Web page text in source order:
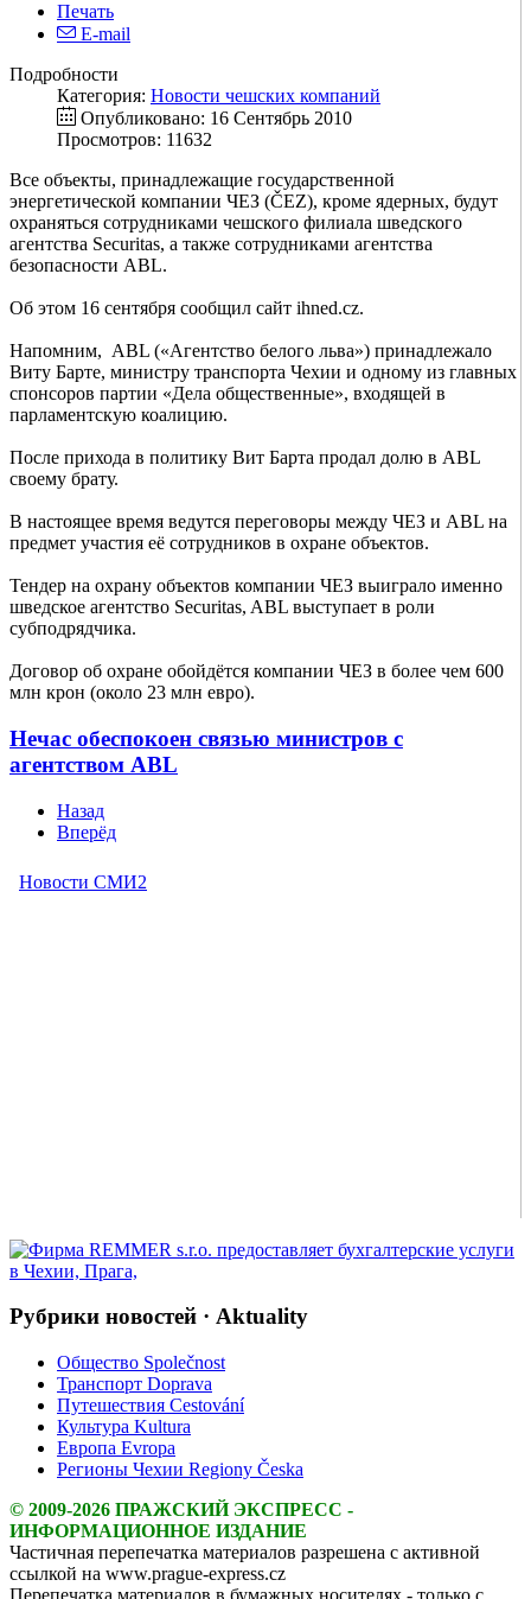
Печать
E-mail
Подробности
Категория: Новости чешских компаний
Опубликовано: 16 Сентябрь 2010
Просмотров: 11632
Все объекты, принадлежащие государственной
энергетической компании ЧЕЗ (ČEZ), кроме ядерных, будут
охраняться сотрудниками чешского филиала шведского
агентства Securitas, а также сотрудниками агентства
безопасности ABL.
Об этом 16 сентября сообщил сайт ihned.cz.
Напомним, ABL («Агентство белого льва») принадлежало
Виту Барте, министру транспорта Чехии и одному из главных
спонсоров партии «Дела общественные», входящей в
парламентскую коалицию.
После прихода в политику Вит Барта продал долю в ABL
своему брату.
В настоящее время ведутся переговоры между ЧЕЗ и ABL на
предмет участия её сотрудников в охране объектов.
Тендер на охрану объектов компании ЧЕЗ выиграло именно
шведское агентство Securitas, ABL выступает в роли
субподрядчика.
Договор об охране обойдётся компании ЧЕЗ в более чем 600
млн крон (около 23 млн евро).
Нечас обеспокоен связью министров с
агентством ABL
Назад
Вперёд
Рубрики новостей · Aktuality
Общество Společnost
Транспорт Doprava
Путешествия Cestování
Культура Kultura
Европа Evropa
Регионы Чехии Regiony Česka
© 2009-2026 ПРАЖСКИЙ ЭКСПРЕСС -
ИНФОРМАЦИОННОЕ ИЗДАНИЕ
Частичная перепечатка материалов разрешена с активной
ссылкой на www.prague-express.cz